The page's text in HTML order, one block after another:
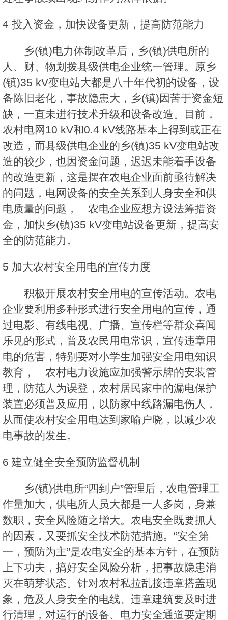
4 投入资金，加快设备更新，提高防范能力
乡(镇)电力体制改革后，乡(镇)供电所的
人、财、物划拨县级供电企业统一管理。原乡
(镇)35 kV变电站大都是八十年代初的设备，设
备陈旧老化，事故隐患大，乡(镇)因苦于资金短
缺，一直未进行技术升级和设备改造。目前，
农村电网10 kV和0.4 kV线路基本上得到或正在
改造，而县级供电企业的乡(镇)35 kV变电站改
造的较少，也因资金问题，迟迟未能着手设备
的改造更新，这是摆在农电企业面前亟待解决
的问题，电网设备的安全关系到人身安全和供
电质量的问题， 农电企业应想方设法筹措资
金，加快乡(镇)35 kV变电站设备更新，提高安
全的防范能力。
5 加大农村安全用电的宣传力度
积极开展农村安全用电的宣传活动。农电
企业要利用多种形式进行安全用电的宣传，通
过电影、有线电视、广播、宣传栏等群众喜闻
乐见的形式，普及农民用电常识，宣传违章用
电的危害，特别要对小学生加强安全用电知识
教育， 农村电力设施应加强警示牌的安装管
理，防范人为误登，农村居民家中的漏电保护
装置必须普及应用，以防家中线路漏电伤人，
从而使农村安全用电达到家喻户晓，以减少农
电事故的发生。
6 建立健全安全预防监督机制
乡(镇)供电所“四到户”管理后，农电管理工
作量加大，供电所人员大都是一人多岗，身兼
数职，安全风险随之增大。农电安全既要抓人
的因素，又要抓安全技术防范措施。“安全第
一，预防为主”是农电安全的基本方针，在预防
上下功夫，搞好安全风险分析，把事故隐患消
灭在萌芽状态。针对农村私拉乱接违章搭盖现
象，危及人身安全的电线、违章建筑要及时进
行清理，对运行的设备、电力安全通道要定期